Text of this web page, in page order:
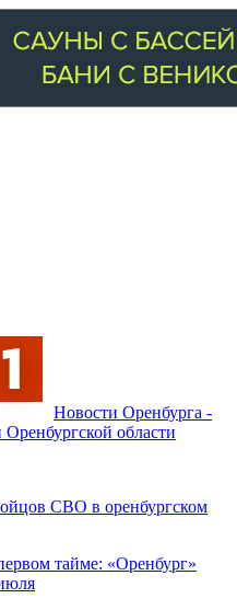
Новости Оренбурга -
области
СВО в оренбургском
тайме: «Оренбург»